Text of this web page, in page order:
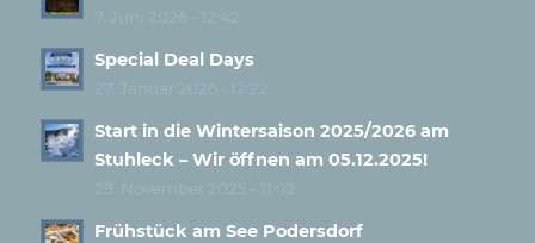
7. Juni 2026 - 12:42
Special Deal Days
27. Januar 2026 - 12:22
Start in die Wintersaison 2025/2026 am
Stuhleck – Wir öffnen am 05.12.2025!
29. November 2025 - 11:02
Frühstück am See Podersdorf